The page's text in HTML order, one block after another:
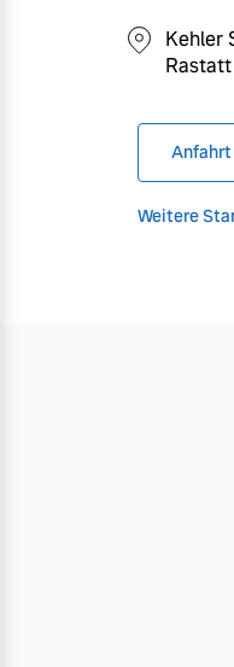
Kehler
Rastatt
Anfahrt
Weitere